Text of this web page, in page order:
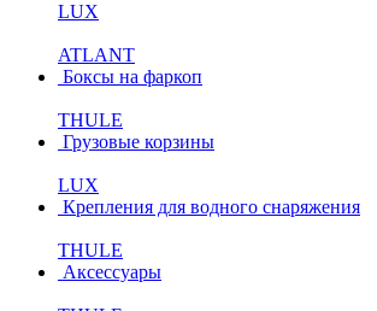
LUX
ATLANT
Боксы на фаркоп
THULE
Грузовые корзины
LUX
Крепления для водного снаряжения
THULE
Аксессуары